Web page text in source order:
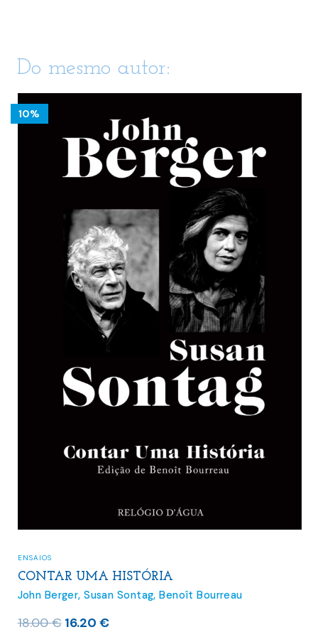
Do mesmo autor:
10%
ENSAIOS
CONTAR UMA HISTÓRIA
John Berger,Susan Sontag,Benoît Bourreau
18.00€ O
16.20 €O